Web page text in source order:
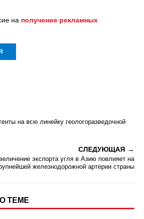
на получение рекламных
на всю линейку геологоразведочной
СЛЕДУЮЩАЯ
экспорта угля в Азию повлияет на
железнодорожной артерии страны
ТЕМЕ